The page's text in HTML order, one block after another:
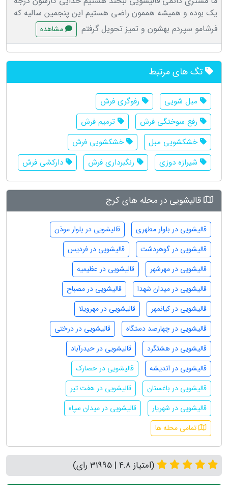
یک بوده و همیشه هممون راضی هستیم این پنجمین سالیه که
فرشامو سپردم بهشون و تمیز تحویل گرفتم
مشاهده
تگ های مرتبط
مبل شویی
رفوگری فرش
رفع سوختگی فرش
ترمیم فرش
خشکشویی مبل
خشکشویی فرش
شیرازه دوزی
رنگبرداری فرش دارکشی فرش
قالیشویی در محله های کرج
قالیشویی در بلوار مطهری
قالیشویی در بلوار موذن
قالیشویی در گوهردشت
قالیشویی در فردیس
قالیشویی در مهرشهر
قالیشویی در عظیمیه
قالیشویی در میدان شهدا
قالیشویی در مصباح
قالیشویی در کیانمهر
قالیشویی در مهرویلا
قالیشویی در چهارصد دستگاه
قالیشویی در درختی
قالیشویی در هشتگرد
قالیشویی در حیدرآباد
قالیشویی در اندیشه
قالیشویی در حصارک
قالیشویی در باغستان
قالیشویی در هفت تیر
قالیشویی در شهریار
قالیشویی در میدان سپاه
تمامی محله ها
(امتیاز 4.8 | 31995 رای)